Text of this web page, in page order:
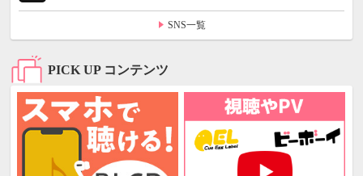
SNS一覧
PICK UP コンテンツ